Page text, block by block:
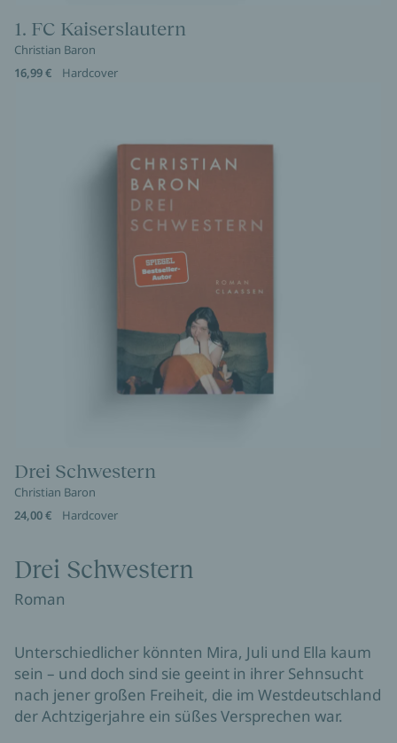
1. FC Kaiserslautern
Christian Baron
16,99 €
Hardcover
Drei Schwestern
Christian Baron
24,00 €
Hardcover
Drei Schwestern
Roman
Unterschiedlicher könnten Mira, Juli und Ella kaum
sein – und doch sind sie geeint in ihrer Sehnsucht
nach jener großen Freiheit, die im Westdeutschland
der Achtzigerjahre ein süßes Versprechen war.